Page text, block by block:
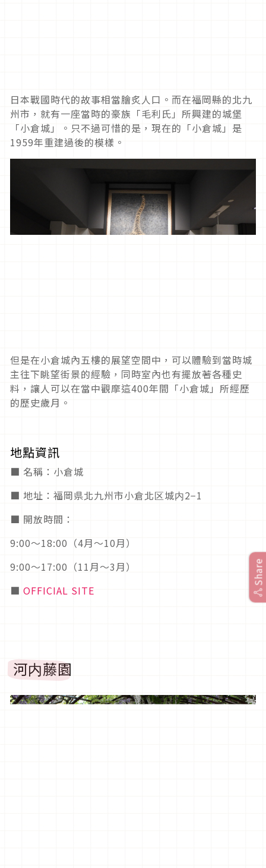
日本戰國時代的故事相當膾炙人口。而在福岡縣的北九
州市，就有一座當時的豪族「毛利氏」所興建的城堡
「小倉城」。只不過可惜的是，現在的「小倉城」是
1959年重建過後的模樣。
但是在小倉城內五樓的展望空間中，可以體驗到當時城
主往下眺望街景的經驗，同時室內也有擺放著各種史
料，讓人可以在當中觀摩這400年間「小倉城」所經歷
的歷史歲月。
地點資訊
■ 名稱：小倉城
■ 地址：福岡県北九州市小倉北区城内2−1
■ 開放時間：
9:00〜18:00（4月〜10月）
9:00〜17:00（11月〜3月）
■ OFFICIAL SITE
河内藤園
Share